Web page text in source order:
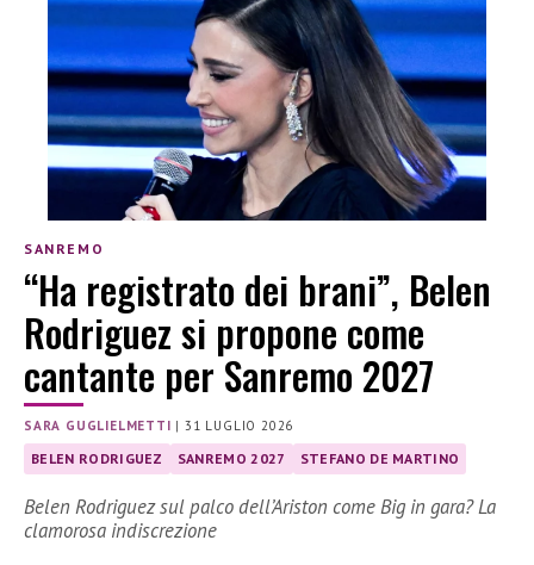
SANREMO
“Ha registrato dei brani”, Belen
Rodriguez si propone come
cantante per Sanremo 2027
SARA GUGLIELMETTI |31 LUGLIO 2026
BELEN RODRIGUEZ SANREMO 2027 STEFANO DE MARTINO
Belen Rodriguez sul palco dell’Ariston come Big in gara? La
clamorosa indiscrezione